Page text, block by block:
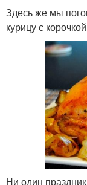
Здесь же мы
курицу с
Ни один